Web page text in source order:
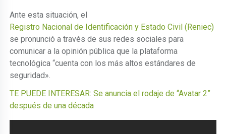
Ante esta situación, el
Registro Nacional de Identificación y Estado Civil (Reniec)
se pronunció a través de sus redes sociales para
comunicar a la opinión pública que la plataforma
tecnológica “cuenta con los más altos estándares de
seguridad».
TE PUEDE INTERESAR: Se anuncia el rodaje de “Avatar 2”
después de una década